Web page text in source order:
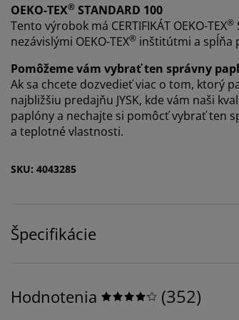
OEKO-TEX® STANDARD 100
Tento výrobok má CERTIFIKÁT OEKO-TEX®
nezávislými OEKO-TEX® inštitútmi a spĺňa
Pomôžeme vám vybrať ten správny
Ak sa chcete dozvedieť viac o tom, ktorý
najbližšiu predajňu JYSK, kde vám naši
paplóny a nechajte si pomôcť vybrať ten
a teplotné vlastnosti.
SKU: 4043285
Špecifikácie
Hodnotenia (352)